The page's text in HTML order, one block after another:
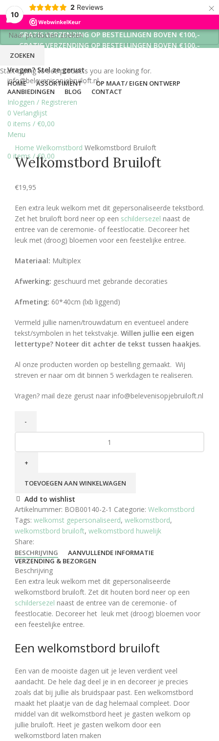
10
2 Reviews ×
GRATIS VERZENDING OP BESTELLINGEN BOVEN €100,-
GRATIS VERZENDING OP BESTELLINGEN BOVEN €100,-
GRATIS VERZENDING OP BESTELLINGEN BOVEN €100,-
Vragen? Stel ze gerust
info@belevenisopjebruiloft.nl
Inloggen / Registreren
0 Verlanglijst
0 items / €0,00
Menu
0 items / €0,00
HOME ASSORTIMENT
OP MAAT/ EIGEN ONTWERP
AANBIEDINGEN
BLOG CONTACT
Click to enlarge
Home Welkomstbord Welkomstbord Bruiloft
Welkomstbord Bruiloft
€19,95
Een extra leuk welkom met dit gepersonaliseerde tekstbord.
Zet het bruiloft bord neer op een schildersezel naast de
entree van de ceremonie- of feestlocatie. Decoreer het
leuk met (droog) bloemen voor een feestelijke entree.
Materiaal: Multiplex
Afwerking: geschuurd met gebrande decoraties
Afmeting: 60*40cm (lxb liggend)
Vermeld jullie namen/trouwdatum en eventueel andere
tekst/symbolen in het tekstvakje. Willen jullie een eigen
lettertype? Noteer dit achter de tekst tussen haakjes.
Al onze producten worden op bestelling gemaakt. Wij
streven er naar om dit binnen 5 werkdagen te realiseren.
Vragen? mail deze gerust naar info@belevenisopjebruiloft.nl
TOEVOEGEN AAN WINKELWAGEN
Add to wishlist
Artikelnummer: BOB00140-2-1 Categorie: Welkomstbord
Tags: welkomst gepersonaliseerd, welkomstbord,
welkomstbord bruiloft, welkomstbord huwelijk
Share:
BESCHRIJVING
AANVULLENDE INFORMATIE
VERZENDING & BEZORGEN
Beschrijving
Een extra leuk welkom met dit gepersonaliseerde
welkomstbord bruiloft. Zet dit houten bord neer op een
schildersezel naast de entree van de ceremonie- of
feestlocatie. Decoreer het leuk met (droog) bloemen voor
een feestelijke entree.
Een welkomstbord bruiloft
Een van de mooiste dagen uit je leven verdient veel
aandacht. De hele dag deel je in en decoreer je precies
zoals dat bij jullie als bruidspaar past. Een welkomstbord
maakt het plaatje van de dag helemaal compleet. Door
middel van dit welkomstbord heet je gasten welkom op
jullie bruiloft. Heet je gasten welkom door een
welkomstbord laten maken
ZOEKEN
Start typing to see products you are looking for.